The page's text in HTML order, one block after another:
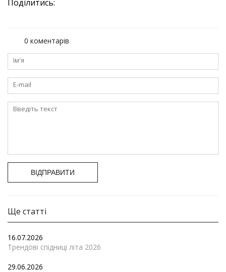
Поділитись:
0 коментарів
ВІДПРАВИТИ
Ще статті
16.07.2026
Трендові спідниці літа 2026
29.06.2026